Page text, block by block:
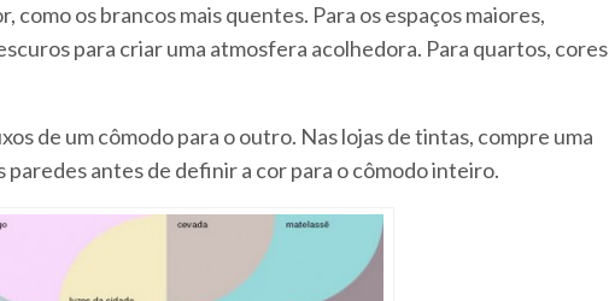
como os brancos mais quentes. Para os espaços maiores,
para criar uma atmosfera acolhedora. Para quartos, cores
de um cômodo para o outro. Nas lojas de tintas, compre uma
antes de definir a cor para o cômodo inteiro.